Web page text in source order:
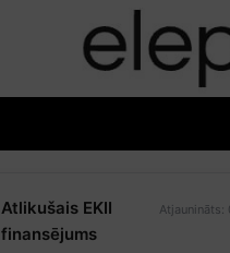
Atlikušais EKII
finansējums